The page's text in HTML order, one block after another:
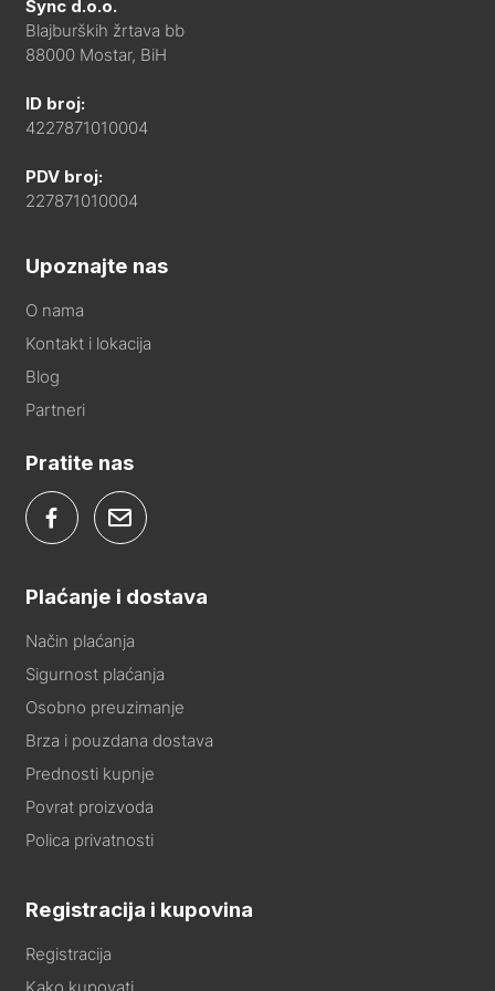
Sync d.o.o.
Blajburških žrtava bb
88000 Mostar, BiH
ID broj:
4227871010004
PDV broj:
227871010004
Upoznajte nas
O nama
Kontakt i lokacija
Blog
Partneri
Pratite nas
Plaćanje i dostava
Način plaćanja
Sigurnost plaćanja
Osobno preuzimanje
Brza i pouzdana dostava
Prednosti kupnje
Povrat proizvoda
Polica privatnosti
Registracija i kupovina
Registracija